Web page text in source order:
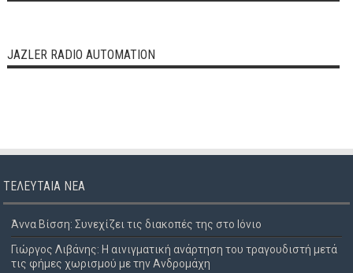
JAZLER RADIO AUTOMATION
ΤΕΛΕΥΤΑΊΑ ΝΈΑ
Άννα Βίσση: Συνεχίζει τις διακοπές της στο Ιόνιο
Γιώργος Λιβάνης: Η αινιγματική ανάρτηση του τραγουδιστή μετά
τις φήμες χωρισμού με την Ανδρομάχη